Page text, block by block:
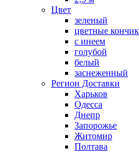
Цвет
зеленый
цветные
с инеем
голубой
белый
заснеженный
Регион Доставки
Харьков
Одесса
Днепр
Запорожье
Житомир
Полтава